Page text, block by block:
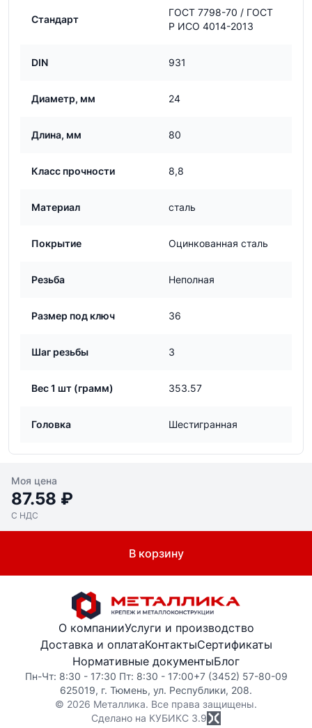
Стандарт
ГОСТ 7798-70 / ГОСТ
Р ИСО 4014-2013
DIN 931
Диаметр, мм 24
Длина, мм 80
Класс прочности 8,8
Материал сталь
Покрытие Оцинкованная сталь
Резьба Неполная
Размер под ключ 36
Шаг резьбы 3
Вес 1 шт (грамм) 353.57
Головка Шестигранная
Моя цена
87.58 ₽
С НДС
В корзину
О компанииУслуги и производство
Доставка и оплатаКонтактыСертификаты
Нормативные документыБлог
Пн-Чт: 8:30 - 17:30 Пт: 8:30 - 17:00+7 (3452) 57-80-09
625019, г. Тюмень, ул. Республики, 208.
© 2026 Металлика. Все права защищены.
Сделано на КУБИКС 3.9